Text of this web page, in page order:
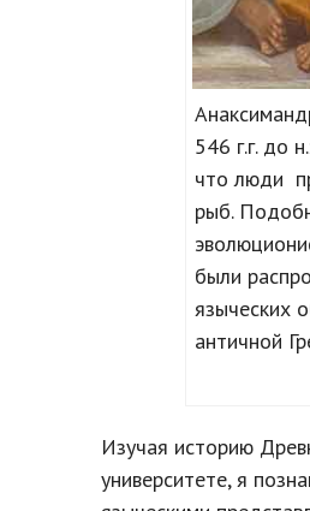
546 г.г. до
что люди
рыб.
были
языческих
античной
Изучая историю
университете, я